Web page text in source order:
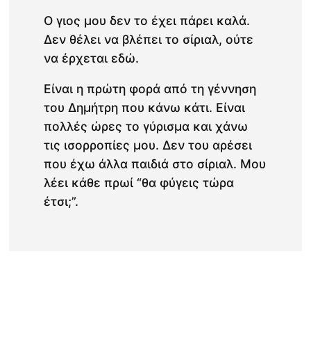
Ο γιος μου δεν το έχει πάρει καλά.
Δεν θέλει να βλέπει το σίριαλ, ούτε
να έρχεται εδώ.
Είναι η πρώτη φορά από τη γέννηση
του Δημήτρη που κάνω κάτι. Είναι
πολλές ώρες το γύρισμα και χάνω
τις ισορροπίες μου. Δεν του αρέσει
που έχω άλλα παιδιά στο σίριαλ. Μου
λέει κάθε πρωί “θα φύγεις τώρα
έτσι;”.